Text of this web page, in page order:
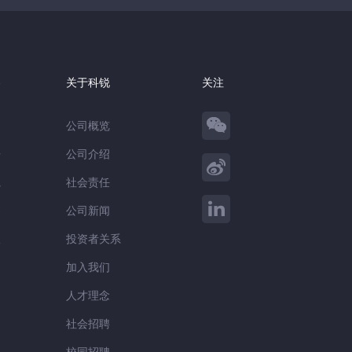
关于科锐
公司概览
公司介绍
社会责任
公司新闻
投资者关系
加入我们
人才理念
社会招聘
关注